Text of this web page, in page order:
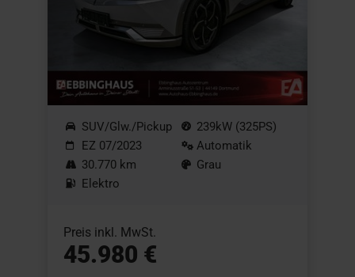
SUV/Glw./Pickup
EZ 07/2023
30.770 km
Elektro
239kW (325PS)
Automatik
Grau
Preis inkl. MwSt.
45.980 €